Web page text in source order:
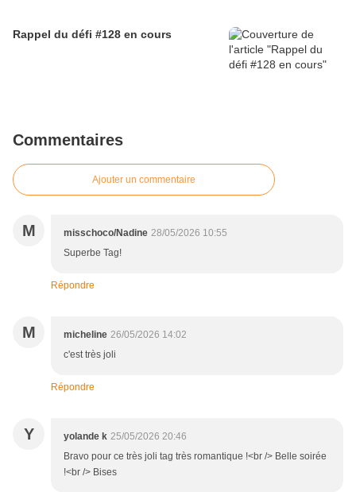
Rappel du défi #128 en cours
Commentaires
Ajouter un commentaire
M misschoco/Nadine 28/05/2026 10:55
Superbe Tag!
Répondre
M micheline 26/05/2026 14:02
c'est très joli
Répondre
Y yolande k 25/05/2026 20:46
Bravo pour ce très joli tag très romantique !<br /> Belle soirée
!<br /> Bises